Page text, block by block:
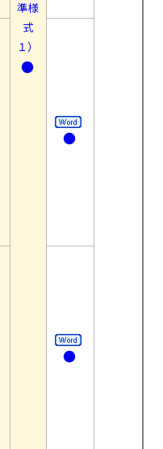
準様
式
１）
●
●
●